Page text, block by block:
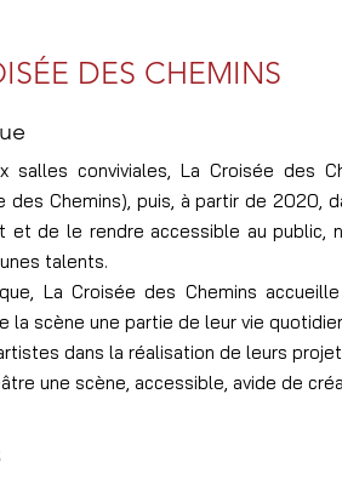
DES CHEMINS
salles conviviales, La Croisée des
des Chemins), puis, à partir de
et de le rendre accessible au
talents.
La Croisée des Chemins
scène une partie de leur vie
dans la réalisation de leurs
une scène, accessible, avide de